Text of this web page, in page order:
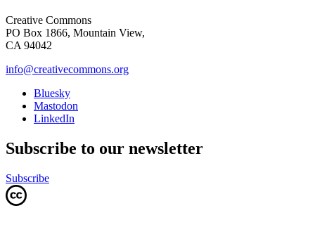
Creative Commons
PO Box 1866, Mountain View,
CA 94042
info@creativecommons.org
Bluesky
Mastodon
LinkedIn
Subscribe to our newsletter
Subscribe